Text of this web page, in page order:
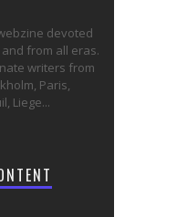
devoted
from all eras.
writers from
Paris,
Liege...